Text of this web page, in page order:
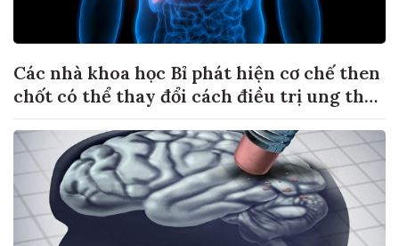
Các nhà khoa học Bỉ phát hiện cơ chế then
chốt có thể thay đổi cách điều trị ung thư